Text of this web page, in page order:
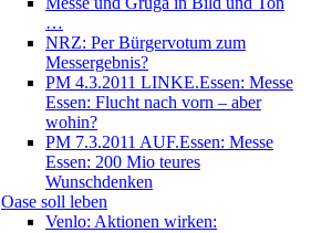
…
NRZ: Per Bürgervotum zum
Messergebnis?
PM 4.3.2011 LINKE.Essen: Messe
Essen: Flucht nach vorn – aber
wohin?
PM 7.3.2011 AUF.Essen: Messe
Essen: 200 Mio teures
Wunschdenken
Oase soll leben
Venlo: Aktionen wirken: